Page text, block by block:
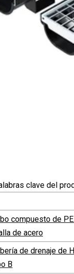
clave del
compuesto de
de acero
de drenaje de
B